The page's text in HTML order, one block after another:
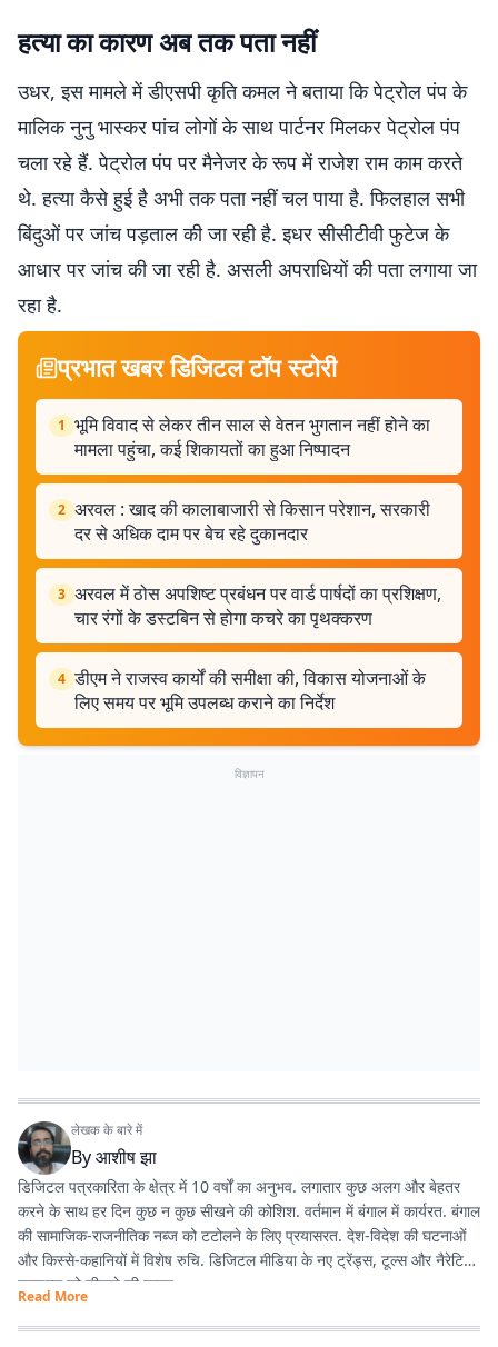
हत्या का कारण अब तक पता नहीं
उधर, इस मामले में डीएसपी कृति कमल ने बताया कि पेट्रोल पंप के
मालिक नुनु भास्कर पांच लोगों के साथ पार्टनर मिलकर पेट्रोल पंप
चला रहे हैं. पेट्रोल पंप पर मैनेजर के रूप में राजेश राम काम करते
थे. हत्या कैसे हुई है अभी तक पता नहीं चल पाया है. फिलहाल सभी
बिंदुओं पर जांच पड़ताल की जा रही है. इधर सीसीटीवी फुटेज के
आधार पर जांच की जा रही है. असली अपराधियों की पता लगाया जा
रहा है.
प्रभात खबर डिजिटल टॉप स्टोरी
1 भूमि विवाद से लेकर तीन साल से वेतन भुगतान नहीं होने का
मामला पहुंचा, कई शिकायतों का हुआ निष्पादन
2 अरवल : खाद की कालाबाजारी से किसान परेशान, सरकारी
दर से अधिक दाम पर बेच रहे दुकानदार
3 अरवल में ठोस अपशिष्ट प्रबंधन पर वार्ड पार्षदों का प्रशिक्षण,
चार रंगों के डस्टबिन से होगा कचरे का पृथक्करण
4 डीएम ने राजस्व कार्यों की समीक्षा की, विकास योजनाओं के
लिए समय पर भूमि उपलब्ध कराने का निर्देश
विज्ञापन
लेखक के बारे में
Byआशीष झा
डिजिटल पत्रकारिता के क्षेत्र में 10 वर्षों का अनुभव. लगातार कुछ अलग और बेहतर
करने के साथ हर दिन कुछ न कुछ सीखने की कोशिश. वर्तमान में बंगाल में कार्यरत. बंगाल
की सामाजिक-राजनीतिक नब्ज को टटोलने के लिए प्रयासरत. देश-विदेश की घटनाओं
और किस्से-कहानियों में विशेष रुचि. डिजिटल मीडिया के नए ट्रेंड्स, टूल्स और नैरेटिव
स्टाइल्स को सीखने की चाहत.
Read More